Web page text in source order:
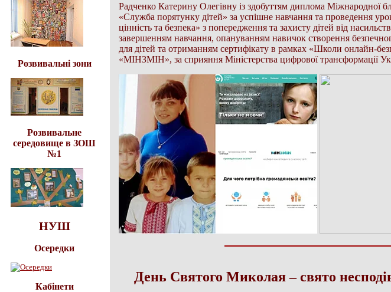
Розвивальні зони
Розвивальне
середовище в ЗОШ
№1
НУШ
Осередки
Кабінети
Радченко Катерину Олегівну із здобуттям диплома Міжнародної
«Служба порятунку дітей» за успішне навчання та проведення
цінність та безпека» з попередження та захисту дітей від
завершенням навчання, опануванням навичок створення
для дітей та отриманням сертифікату в рамках «Школи онлайн-
«МІНЗМІН», за сприяння Міністерства цифрової трансформації
День Святого Миколая – свято